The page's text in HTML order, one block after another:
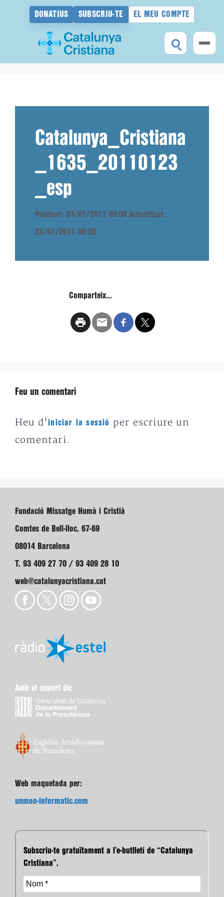
DONATIUS SUBSCRIU-TE EL MEU COMPTE
Catalunya_Cristiana
_1635_20110123
_esp
Publicat: 23/01/2011 00:00 Actualitzat:
23/01/2011 00:00
Comparteix...
Feu un comentari
Heu d'iniciar la sessió
per escriure un
comentari.
Fundació Missatge Humà i Cristià
Comtes de Bell-lloc, 67-69
08014 Barcelona
T. 93 409 27 70 / 93 409 28 10
web@catalunyacristiana.cat
Amb el suport de:
Web maquetada per:
unmon-informatic.com
Subscriu-te gratuïtament a l’e-butlletí de “Catalunya
Cristiana”.